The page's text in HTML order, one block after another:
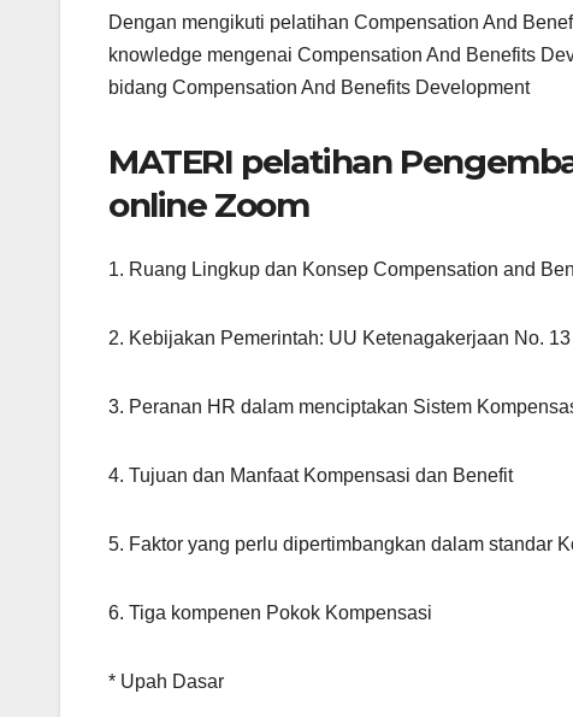
Dengan mengikuti pelatihan Compensation And
knowledge mengenai Compensation And Benefits
bidang Compensation And Benefits Development
MATERI pelatihan
online Zoom
1. Ruang Lingkup dan Konsep Compensation and
2. Kebijakan Pemerintah: UU Ketenagakerjaan No.
3. Peranan HR dalam menciptakan Sistem
4. Tujuan dan Manfaat Kompensasi dan Benefit
5. Faktor yang perlu dipertimbangkan dalam standar
6. Tiga kompenen Pokok Kompensasi
* Upah Dasar